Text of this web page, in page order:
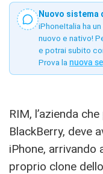
Nuovo sistema
iPhoneItalia ha
nuovo e nativo!
e potrai subito
Prova la nuova
RIM, l’azienda
BlackBerry, deve
iPhone, arrivando
proprio clone